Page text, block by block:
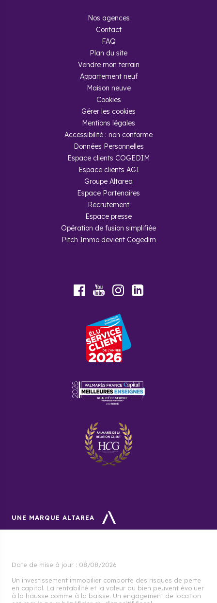
Nos agences
Contact
FAQ
Plan du site
Vendre mon terrain
Appartement neuf
Maison neuve
Cookies
Gérer les cookies
Mentions légales
Accessibilité : non conforme
Données Personnelles
Espace clients COGEDIM
Espace clients AGI
Groupe Altarea
Espace Partenaires
Recrutement
Espace presse
Opération de fusion simplifiée
Pitch Immo devient Cogedim
FacebookYoutubeInstagram
UNE MARQUE ALTAREA
Date de mise à jour : 08/08/2026
Un investissement immobilier comporte des risques de perte
en capital. La rentabilité et la valeur du bien peuvent évoluer
à la hausse comme à la baisse. Un engagement de location